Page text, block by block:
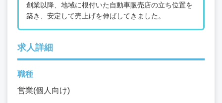
創業以降、地域に根付いた自動車販売店の立ち位置を
築き、安定して売上げを伸ばしてきました。
求人詳細
職種
営業(個人向け)